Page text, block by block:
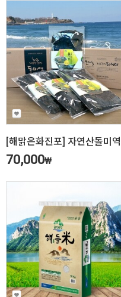
70,000₩